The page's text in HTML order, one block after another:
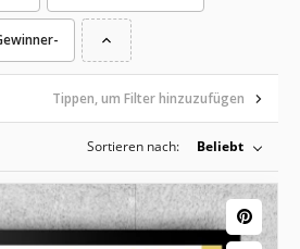
Tippen, um Filter hinzuzufügen
Sortieren nach: Beliebt